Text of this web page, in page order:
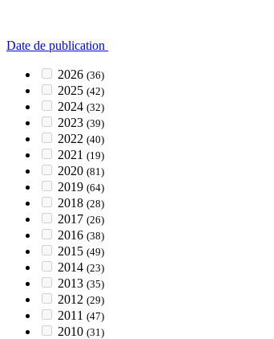
Date de publication
2026 (36)
2025 (42)
2024 (32)
2023 (39)
2022 (40)
2021 (19)
2020 (81)
2019 (64)
2018 (28)
2017 (26)
2016 (38)
2015 (49)
2014 (23)
2013 (35)
2012 (29)
2011 (47)
2010 (31)